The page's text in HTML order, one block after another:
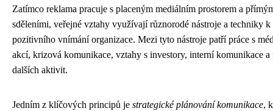
Zatímco reklama pracuje s placeným mediálním prostorem a
sděleními, veřejné vztahy využívají různorodé nástroje a techniky
pozitivního vnímání organizace. Mezi tyto nástroje patří práce s
akcí, krizová komunikace, vztahy s investory, interní komunikace a
dalších aktivit.
Jedním z klíčových principů je strategické plánování komunikace,